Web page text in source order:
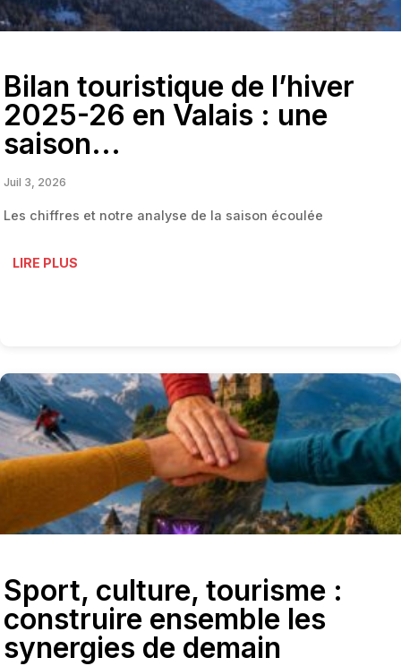
Bilan touristique de l’hiver
2025-26 en Valais : une
saison...
Juil 3, 2026
Les chiffres et notre analyse de la saison écoulée
LIRE PLUS
Sport, culture, tourisme :
construire ensemble les
synergies de demain